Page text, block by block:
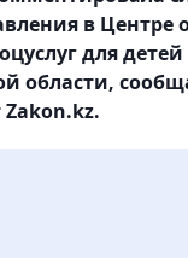
в Центре
для детей
области,
Zakon.kz.